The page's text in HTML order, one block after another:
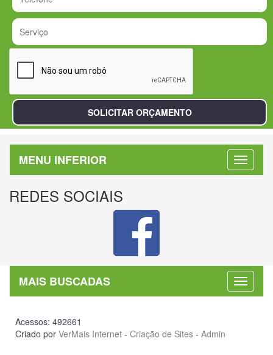
MENU INFERIOR
REDES SOCIAIS
MAIS BUSCADAS
Acessos: 492661
Criado por VerMais Internet - Criação de Sites - Admin